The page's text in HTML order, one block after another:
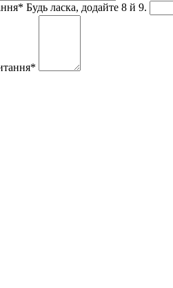
* Будь ласка, додайте 8 й 9.
*